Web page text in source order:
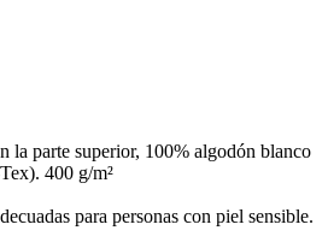
la parte superior, 100% algodón blanco
400 g/m²
para personas con piel sensible.